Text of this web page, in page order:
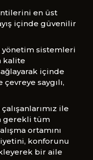
en üst
içinde güvenilir
sistemleri
kalite
içinde
saygılı,
ile
gerekli tüm
ortamını
konforunu
bir aile